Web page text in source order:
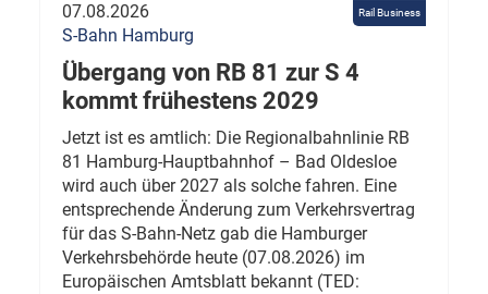
Rail Business
07.08.2026
S-Bahn Hamburg
Übergang von RB 81 zur S 4
kommt frühestens 2029
Jetzt ist es amtlich: Die Regionalbahnlinie RB
81 Hamburg-Hauptbahnhof – Bad Oldesloe
wird auch über 2027 als solche fahren. Eine
entsprechende Änderung zum Verkehrsvertrag
für das S-Bahn-Netz gab die Hamburger
Verkehrsbehörde heute (07.08.2026) im
Europäischen Amtsblatt bekannt (TED: